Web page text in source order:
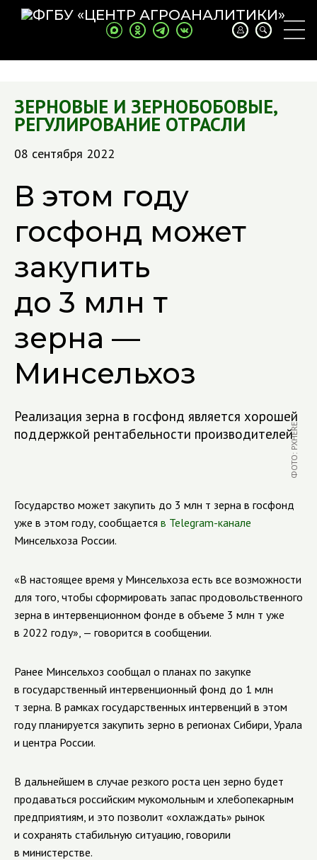
ЗЕРНОВЫЕ И ЗЕРНОБОБОВЫЕ,
РЕГУЛИРОВАНИЕ ОТРАСЛИ
08 сентября 2022
В этом году
госфонд может
закупить
до 3 млн т
зерна —
Минсельхоз
Реализация зерна в госфонд является хорошей
поддержкой рентабельности производителейФОТО: PXHERE
Государство может закупить до 3 млн т зерна в госфонд
уже в этом году, сообщается в Telegram-канале
Минсельхоза России.
«В настоящее время у Минсельхоза есть все возможности
для того, чтобы сформировать запас продовольственного
зерна в интервенционном фонде в объеме 3 млн т уже
в 2022 году», — говорится в сообщении.
Ранее Минсельхоз сообщал о планах по закупке
в государственный интервенционный фонд до 1 млн
т зерна. В рамках государственных интервенций в этом
году планируется закупить зерно в регионах Сибири, Урала
и центра России.
В дальнейшем в случае резкого роста цен зерно будет
продаваться российским мукомольным и хлебопекарным
предприятиям, и это позволит «охлаждать» рынок
и сохранять стабильную ситуацию, говорили
в министерстве.